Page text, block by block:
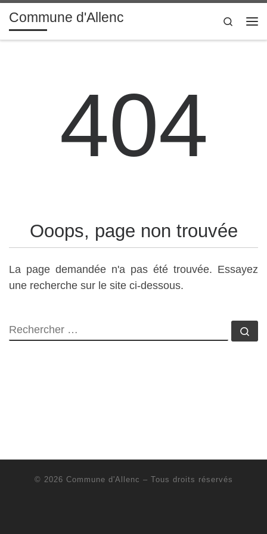
principal
Passer au contenu
Commune d'Allenc
Search
404
Ooops, page non trouvée
La page demandée n'a pas été trouvée. Essayez
une recherche sur le site ci-dessous.
© 2026 Commune d'Allenc – Tous droits réservés